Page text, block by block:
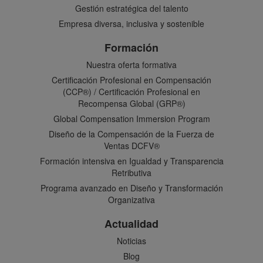
Gestión estratégica del talento
Empresa diversa, inclusiva y sostenible
Formación
Nuestra oferta formativa
Certificación Profesional en Compensación
(CCP®) / Certificación Profesional en
Recompensa Global (GRP®)
Global Compensation Immersion Program
Diseño de la Compensación de la Fuerza de
Ventas DCFV®
Formación intensiva en Igualdad y Transparencia
Retributiva
Programa avanzado en Diseño y Transformación
Organizativa
Actualidad
Noticias
Blog